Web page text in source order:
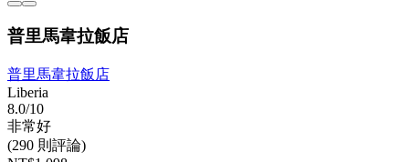
普里馬韋拉飯店
普里馬韋拉飯店
Liberia
8.0/10
非常好
(290 則評論)